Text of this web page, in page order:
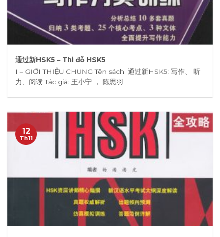
通过新HSK5 – Thi đỗ HSK5
I – GIỚI THIỆU CHUNG Tên sách: 通过新HSK5: 写作、 听
力、阅读 Tác giả: 王小宁 ， 陈思羽
12
Th11